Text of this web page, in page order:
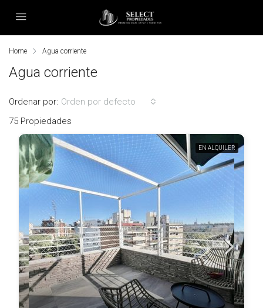
Home Agua corriente
Agua corriente
75 Propiedades
Ordenar por: Orden por defecto
EN ALQUILER